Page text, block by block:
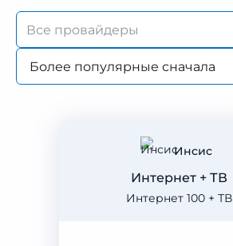
Более популярные сначала
Инсис
Интернет 100 + ТВ
Интернет + ТВ